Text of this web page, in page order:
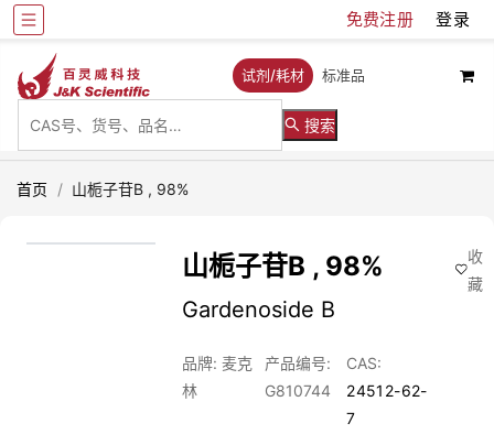
免费注册 登录
试剂/耗材 标准品
搜索
首页 / 山栀子苷B , 98%
山栀子苷B , 98%
Gardenoside B
品牌: 麦克
林
产品编号:
G810744
CAS:
24512-62-
7
收
藏